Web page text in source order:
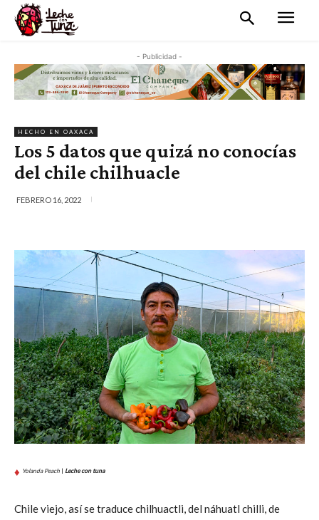
- Publicidad -
HECHO EN OAXACA
Los 5 datos que quizá no conocías
del chile chilhuacle
FEBRERO 16, 2022
♦ Yolanda Peach | Leche con tuna
Chile viejo, así se traduce chilhuactli, del náhuatl chilli, de